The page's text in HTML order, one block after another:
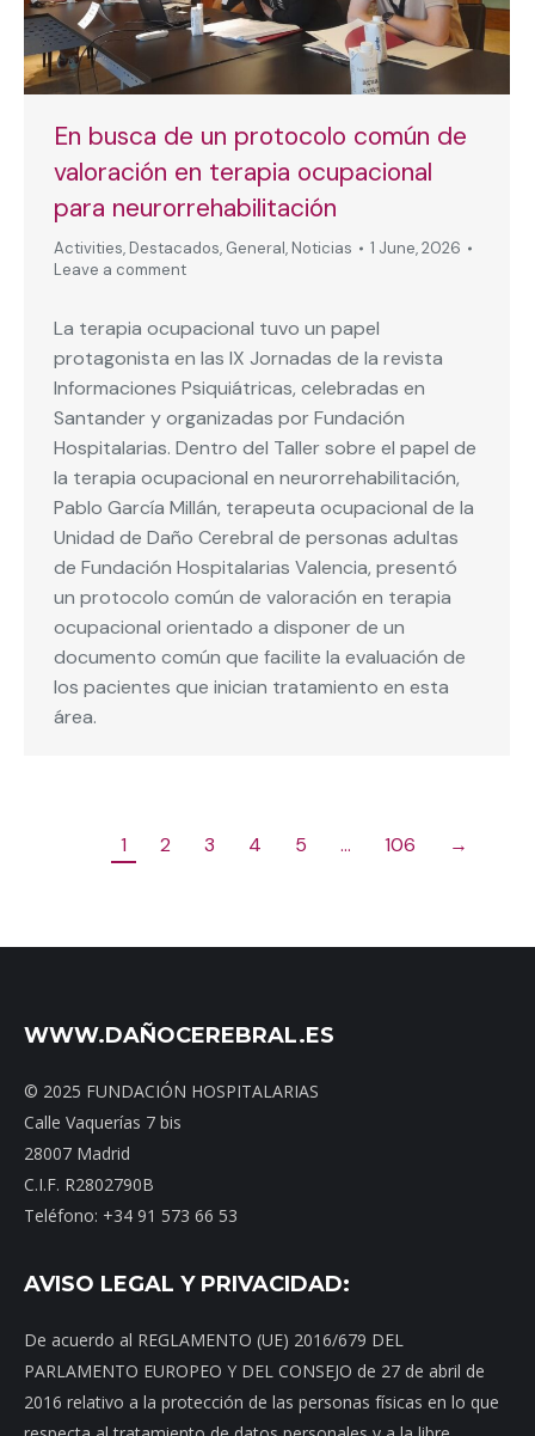
En busca de un protocolo común de
valoración en terapia ocupacional
para neurorrehabilitación
Activities, Destacados, General, Noticias
1 June, 2026
Leave a comment
La terapia ocupacional tuvo un papel
protagonista en las IX Jornadas de la revista
Informaciones Psiquiátricas, celebradas en
Santander y organizadas por Fundación
Hospitalarias. Dentro del Taller sobre el papel de
la terapia ocupacional en neurorrehabilitación,
Pablo García Millán, terapeuta ocupacional de la
Unidad de Daño Cerebral de personas adultas
de Fundación Hospitalarias Valencia, presentó
un protocolo común de valoración en terapia
ocupacional orientado a disponer de un
documento común que facilite la evaluación de
los pacientes que inician tratamiento en esta
área.
1 2 3 4 5 … 106 →
WWW.DAÑOCEREBRAL.ES
© 2025 FUNDACIÓN HOSPITALARIAS
Calle Vaquerías 7 bis
28007 Madrid
C.I.F. R2802790B
Teléfono: +34 91 573 66 53
AVISO LEGAL Y PRIVACIDAD:
De acuerdo al REGLAMENTO (UE) 2016/679 DEL
PARLAMENTO EUROPEO Y DEL CONSEJO de 27 de abril de
2016 relativo a la protección de las personas físicas en lo que